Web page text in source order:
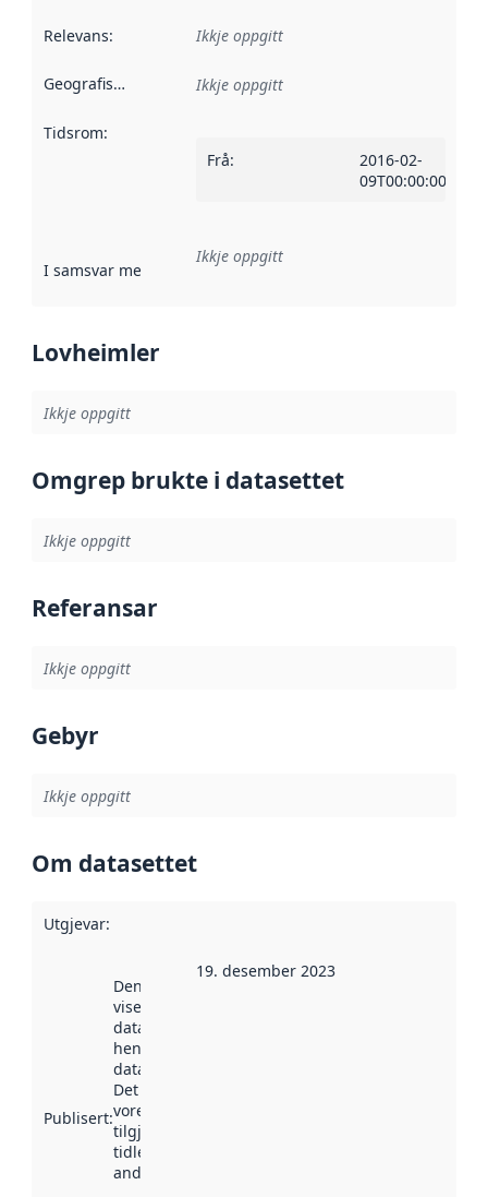
Relevans: Ikkje oppgitt
Geografisk område Ikkje oppgitt
Tidsrom:
Frå:
2016-02-
09T00:00:00Z
I samsvar med Referanse til ei implementeringsregel eller
Ikkje oppgitt
Lovheimler
Ikkje oppgitt
Omgrep brukte i datasettet
Ikkje oppgitt
Referansar
Ikkje oppgitt
Gebyr
Ikkje oppgitt
Om datasettet
Utgjevar:
Publisert:
Denne datoen
viser når
datasettet vart
henta inn av
data.norge.no.
Det kan ha
vore
tilgjengeleg
tidlegare
andre stader.
19. desember 2023